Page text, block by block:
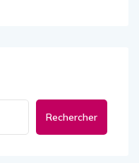
Rechercher